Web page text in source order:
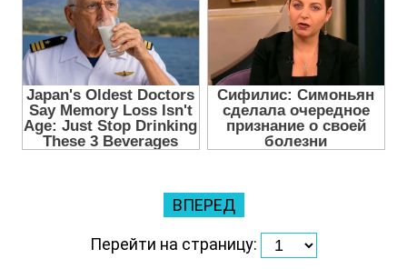
ВПЕРЕД
Перейти на страницу: